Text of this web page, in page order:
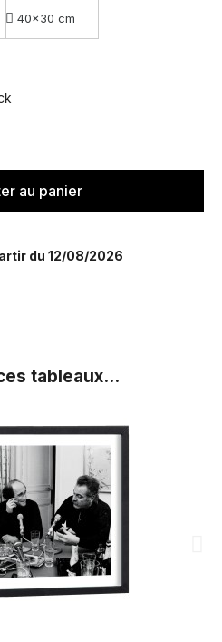
au panier
du 12/08/2026
tableaux...